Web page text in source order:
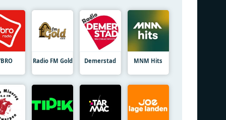
Radio FM Gold Demerstad MNM Hits